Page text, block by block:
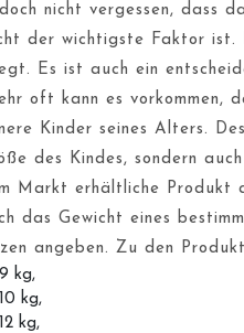
nicht vergessen, dass
der wichtigste Faktor ist.
Es ist auch ein
oft kann es vorkommen,
Kinder seines Alters.
des Kindes, sondern
Markt erhältliche Produkt
das Gewicht eines
angeben. Zu den
kg,
kg,
kg,